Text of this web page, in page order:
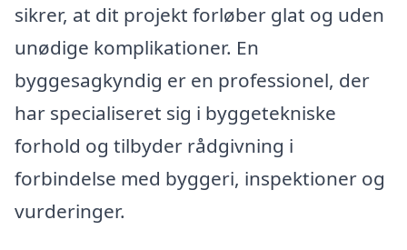
sikrer, at dit projekt forløber glat og uden
unødige komplikationer. En
byggesagkyndig er en professionel, der
har specialiseret sig i byggetekniske
forhold og tilbyder rådgivning i
forbindelse med byggeri, inspektioner og
vurderinger.